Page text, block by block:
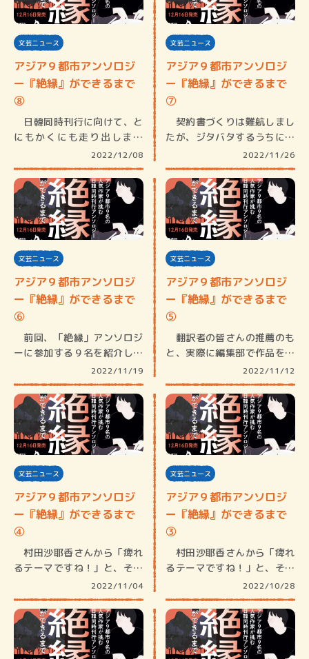
文芸ニュース
アジア９都市アンソロジ
ー『絶縁』ができるまで
⑧
日韓同時刊行に向けて、と
にもかくにも走り出しまし
2022/12/08
文芸ニュース
アジア９都市アンソロジ
ー『絶縁』ができるまで
⑦
契約書づくりは難航しまし
たが、ジタバタするうちに突
2022/11/26
文芸ニュース
アジア９都市アンソロジ
ー『絶縁』ができるまで
⑥
前回、「絶縁」アンソロジ
ーに参加する９名を紹介しま
2022/11/19
文芸ニュース
アジア９都市アンソロジ
ー『絶縁』ができるまで
⑤
翻訳者の皆さんの推薦のも
と、実際に編集部で作品を読
2022/11/12
文芸ニュース
アジア９都市アンソロジ
ー『絶縁』ができるまで
④
村田沙耶香さんから「痺れ
るテーマですね！」と、それ
2022/11/04
文芸ニュース
アジア９都市アンソロジ
ー『絶縁』ができるまで
③
村田沙耶香さんから「痺れ
るテーマですね！」と、それ
2022/10/28